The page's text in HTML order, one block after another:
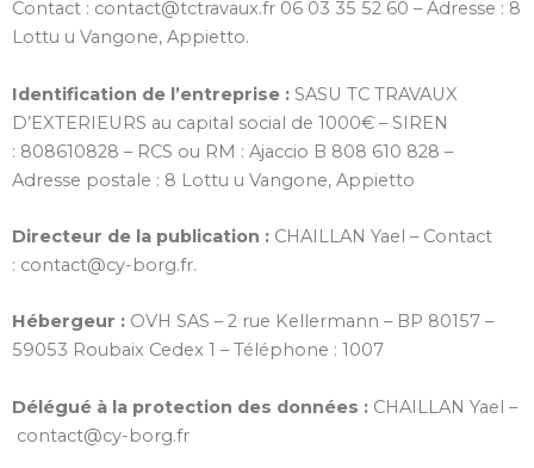
Contact : contact@tctravaux.fr 06 03 35 52 60 – Adresse : 8
Lottu u Vangone, Appietto.
Identification de l’entreprise : SASU TC TRAVAUX
D’EXTERIEURS au capital social de 1000€ – SIREN
: 808610828 – RCS ou RM : Ajaccio B 808 610 828 –
Adresse postale : 8 Lottu u Vangone, Appietto
Directeur de la publication : CHAILLAN Yael – Contact
: contact@cy-borg.fr.
Hébergeur : OVH SAS – 2 rue Kellermann – BP 80157 –
59053 Roubaix Cedex 1 – Téléphone : 1007
Délégué à la protection des données : CHAILLAN Yael –
contact@cy-borg.fr